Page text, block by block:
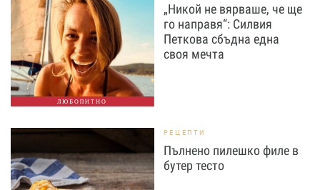
ЛЮБОПИТНО
„Никой не вярваше, че ще
го направя“: Силвия
Петкова сбъдна една
своя мечта
РЕЦЕПТИ
Пълнено пилешко филе в
бутер тесто